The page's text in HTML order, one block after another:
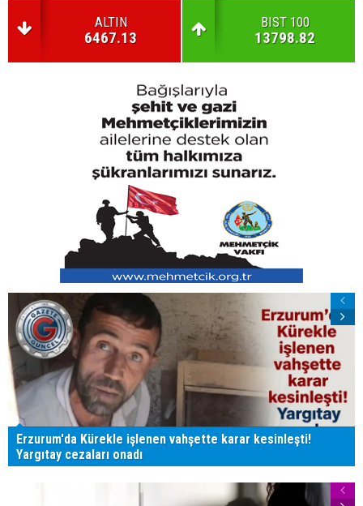
ALTIN
6467.13
BIST 100
13798.82
Erzurum'da Kürekle işlenen vahşette karar kesinleşti!
Yargıtay cezaları onadı